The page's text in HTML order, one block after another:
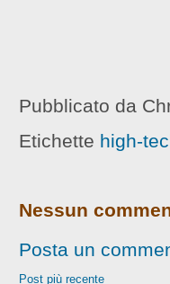
Pubblicato da
Etichette high-
Nessun
Posta un
Post più recente